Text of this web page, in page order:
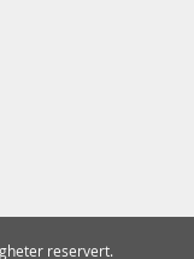
reservert.